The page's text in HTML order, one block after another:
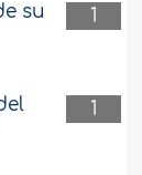
1
su
1